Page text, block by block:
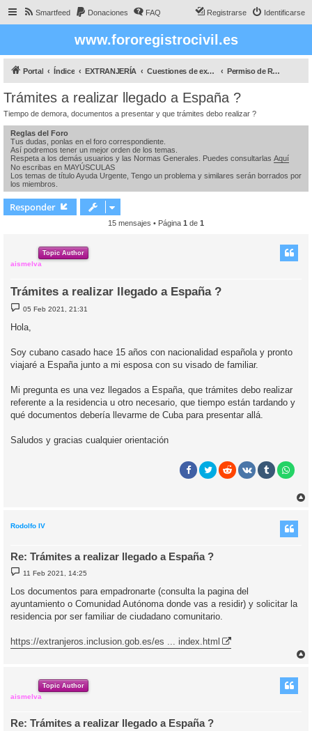
Smartfeed Donaciones FAQ Identificarse
Registrarse
www.fororegistrocivil.es
Portal Índice EXTRANJERÍA Cuestiones de extranjeria Permiso de Residencia y para poder Trabajar
Trámites a realizar llegado a España ?
Tiempo de demora, documentos a presentar y que trámites debo realizar ?
Reglas del Foro
Tus dudas, ponlas en el foro correspondiente.
Así podremos tener un mejor orden de los temas.
Respeta a los demás usuarios y las Normas Generales. Puedes consultarlas Aquí
No escribas en MAYÚSCULAS
Los temas de título Ayuda Urgente, Tengo un problema y similares serán borrados por
los miembros.
Responder
15 mensajes • Página 1 de 1
Topic Author
aismelva
Trámites a realizar llegado a España ?
M
e
n
s
e
05 Feb 2021, 21:31
Hola,
Soy cubano casado hace 15 años con nacionalidad española y pronto
viajaré a España junto a mi esposa con su visado de familiar.
Mi pregunta es una vez llegados a España, que trámites debo realizar
referente a la residencia u otro necesario, que tiempo están tardando y
qué documentos debería llevarme de Cuba para presentar allá.
Saludos y gracias cualquier orientación
Rodolfo IV
Re: Trámites a realizar llegado a España ?
M
e
s
a
e
11 Feb 2021, 14:25
Los documentos para empadronarte (consulta la pagina del
ayuntamiento o Comunidad Autónoma donde vas a residir) y solicitar la
residencia por ser familiar de ciudadano comunitario.
https://extranjeros.inclusion.gob.es/es ... index.html
Topic Author
aismelva
Re: Trámites a realizar llegado a España ?